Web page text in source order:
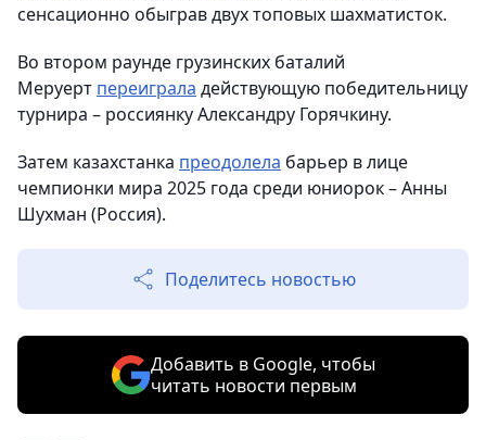
сенсационно обыграв двух топовых шахматисток.
Во втором раунде грузинских баталий
Меруерт переиграла действующую победительницу
турнира – россиянку Александру Горячкину.
Затем казахстанка преодолела барьер в лице
чемпионки мира 2025 года среди юниорок – Анны
Шухман (Россия).
Поделитесь новостью
Добавить в Google, чтобы
читать новости первым